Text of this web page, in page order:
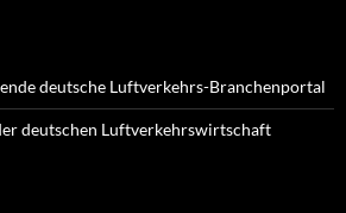
deutsche Luftverkehrs-Branchenportal
deutschen Luftverkehrswirtschaft